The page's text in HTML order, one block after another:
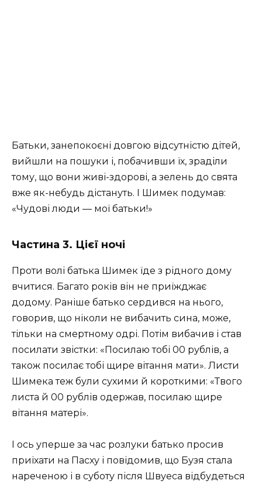
Батьки, занепокоєні довгою відсутністю дітей,
вийшли на пошуки і, побачивши їх, зраділи
тому, що вони живі-здорові, а зелень до свята
вже як-небудь дістануть. І Шимек подумав:
«Чудові люди — мої батьки!»
Частина 3. Цієї ночі
Проти волі батька Шимек їде з рідного дому
вчитися. Багато років він не приїжджає
додому. Раніше батько сердився на нього,
говорив, що ніколи не вибачить сина, може,
тільки на смертному одрі. Потім вибачив і став
посилати звістки: «Посилаю тобі 00 рублів, а
також посилає тобі щире вітання мати». Листи
Шимека теж були сухими й короткими: «Твого
листа й 00 рублів одержав, посилаю щире
вітання матері».
І ось уперше за час розлуки батько просив
приїхати на Пасху і повідомив, що Бузя стала
нареченою і в суботу після Швуеса відбудеться